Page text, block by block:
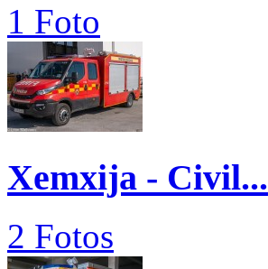
1 Foto
Xemxija - Civil...
2 Fotos